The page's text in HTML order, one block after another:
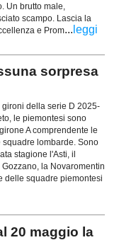
Un brutto male,
scampo. Lascia la
e Prom... leggi
sorpresa
della serie D 2025-
le piemontesi sono
A comprendente le
lombarde. Sono
stagione l'Asti, il
la Novaromentin
delle squadre piemontesi
20 maggio la